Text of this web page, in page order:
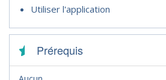
Utiliser l'application
Prérequis